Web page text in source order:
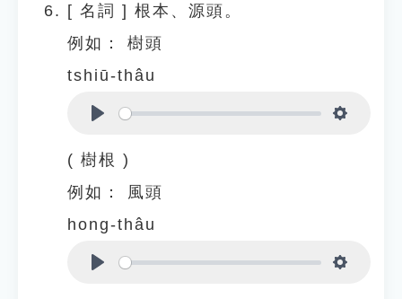
[ 名詞 ] 根本、源頭。
例如：
樹頭
tshiū-thâu
( 樹根 )
例如：
風頭
hong-thâu